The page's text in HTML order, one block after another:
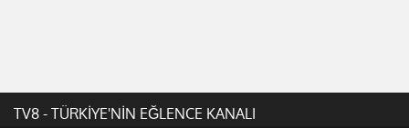
TV8 - TÜRKİYE'NİN EĞLENCE KANALI